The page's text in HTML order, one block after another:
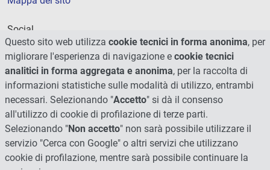
Social
Questo sito web utilizza cookie tecnici in forma anonima, per
migliorare l'esperienza di navigazione e cookie tecnici
analitici in forma aggregata e anonima, per la raccolta di
informazioni statistiche sulle modalità di utilizzo, entrambi
necessari. Selezionando "Accetto" si dà il consenso
all'utilizzo di cookie di profilazione di terze parti.
Selezionando "Non accetto" non sarà possibile utilizzare il
servizio "Cerca con Google" o altri servizi che utilizzano
cookie di profilazione, mentre sarà possibile continuare la